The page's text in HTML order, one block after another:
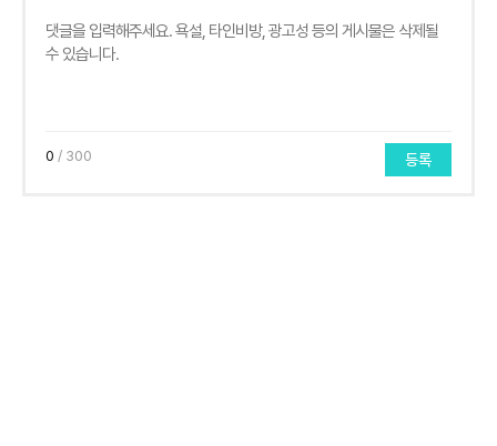
0 / 300 등록